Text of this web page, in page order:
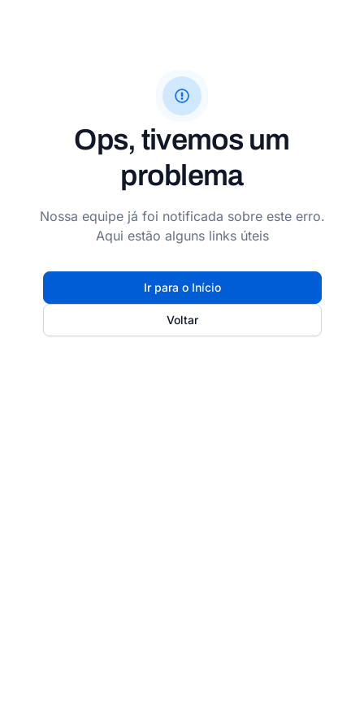
Ops, tivemos um
problema
Nossa equipe já foi notificada sobre este erro.
Aqui estão alguns links úteis
Ir para o Início
Voltar